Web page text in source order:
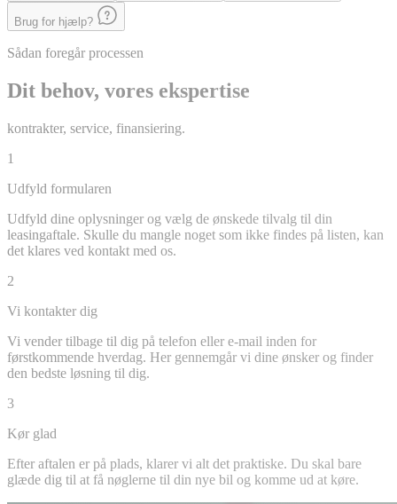
Brug for hjælp?
Sådan foregår processen
Dit behov, vores ekspertise
kontrakter, service, finansiering.
1
Udfyld formularen
Udfyld dine oplysninger og vælg de ønskede tilvalg til din
leasingaftale. Skulle du mangle noget som ikke findes på listen, kan
det klares ved kontakt med os.
2
Vi kontakter dig
Vi vender tilbage til dig på telefon eller e-mail inden for
førstkommende hverdag. Her gennemgår vi dine ønsker og finder
den bedste løsning til dig.
3
Kør glad
Efter aftalen er på plads, klarer vi alt det praktiske. Du skal bare
glæde dig til at få nøglerne til din nye bil og komme ud at køre.